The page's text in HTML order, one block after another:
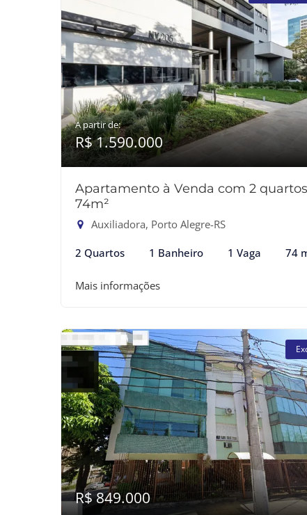
A partir de:
R$ 1.590.000
Apartamento à Venda com 2
74m²
Auxiliadora, Porto Alegre-RS
2 Quartos 1 Banheiro 1 Vaga 74
Mais informações
R$ 849.000